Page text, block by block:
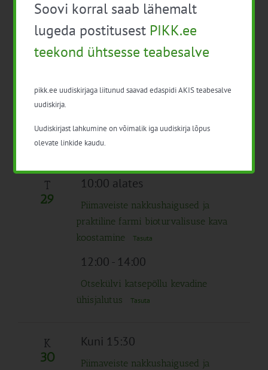
Väikemäletsejate praktiline tapa ja
10:00 13:00
E
28 Eesti kartul – väärtus läbi aegade
Tasuta
T
29
10:00 alates
Piimaveiste nakkushaigused ja
praktiline farmi bioturvalisuse kava
koostamine
Tasuta
12:00- 14:00
Otsekülvi katsepõllu kevadine
ühisjalutus
Tasuta
K
30
Kuni 15:30
Piimaveiste nakkushaigused ja
Soovi korral saab lähemalt
lugeda postitusest PIKK.ee
teekond ühtsesse teabesalve
pikk.ee uudiskirjaga liitunud saavad edaspidi AKIS teabesalve
uudiskirja.
Uudiskirjast lahkumine on võimalik iga uudiskirja lõpus
olevate linkide kaudu.